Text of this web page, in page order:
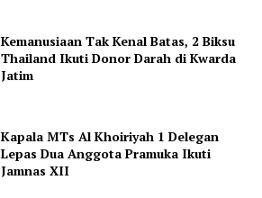
Kemanusiaan Tak Kenal Batas, 2 Biksu
Thailand Ikuti Donor Darah di Kwarda
Jatim
Kapala MTs Al Khoiriyah 1 Delegan
Lepas Dua Anggota Pramuka Ikuti
Jamnas XII